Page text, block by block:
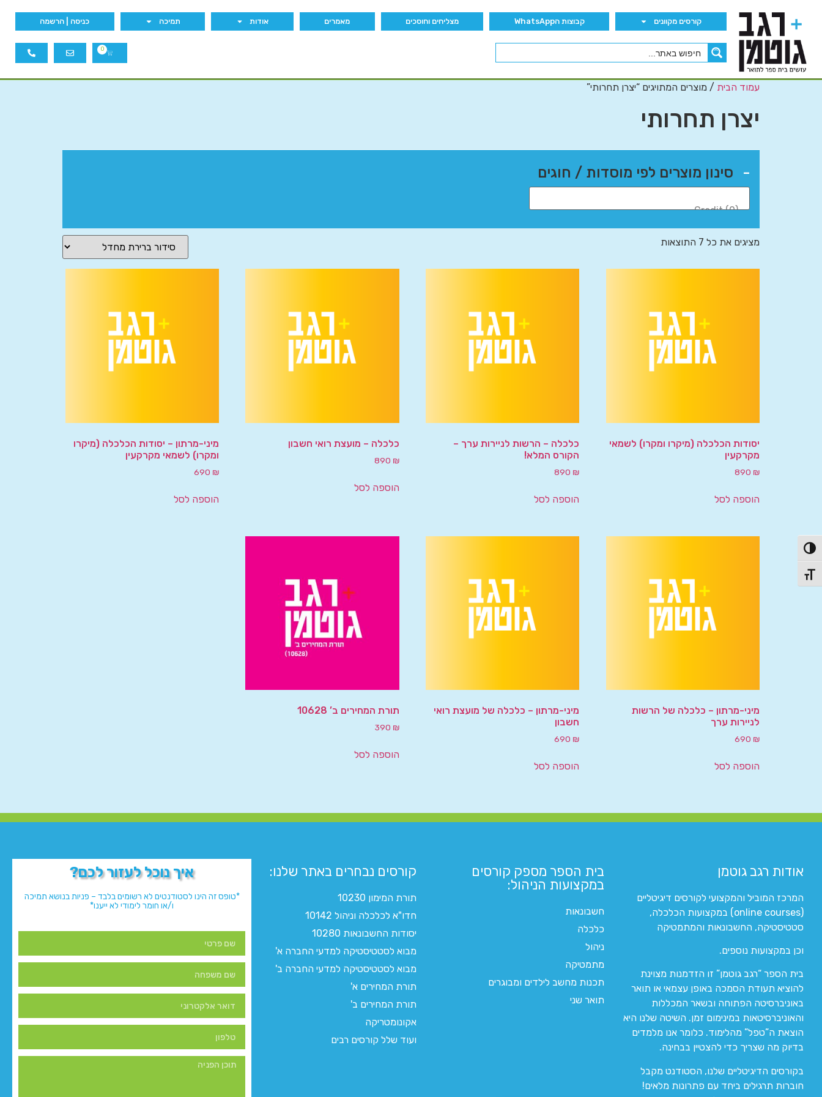
הפעל/כבה ניגודיות גבוהה
מתג גודל גופן
קורסים מקוונים קבוצות הWhatsApp מצליחים וחוסכים מאמרים אודות תמיכה כניסה | הרשמה
0
עמוד הבית / מוצרים המתויגים “יצרן תחרותי”
יצרן תחרותי
סינון מוצרים לפי מוסדות / חוגים -
מציגים את כל ⁦7⁩ התוצאות
יסודות הכלכלה (מיקרו ומקרו) לשמאי
מקרקעין
890 ₪
הוספה לסל
כלכלה – הרשות לניירות ערך –
הקורס המלא!
890 ₪
הוספה לסל
כלכלה – מועצת רואי חשבון
890 ₪
הוספה לסל
מיני-מרתון – יסודות הכלכלה (מיקרו
ומקרו) לשמאי מקרקעין
690 ₪
הוספה לסל
מיני-מרתון – כלכלה של הרשות
לניירות ערך
690 ₪
הוספה לסל
מיני-מרתון – כלכלה של מועצת רואי
חשבון
690 ₪
הוספה לסל
תורת המחירים ב’ 10628
390 ₪
הוספה לסל
אודות רגב גוטמן
המרכז המוביל והמקצועי לקורסים דיגיטליים
(online courses) במקצועות הכלכלה,
סטטיסטיקה, החשבונאות והמתמטיקה
וכן במקצועות נוספים.
בית הספר “רגב גוטמן” זו הזדמנות מצוינת
להוציא תעודת הסמכה באופן עצמאי או תואר
באוניברסיטה הפתוחה ובשאר המכללות
והאוניברסיטאות במינימום זמן. השיטה שלנו היא
הוצאת ה”טפל” מהלימוד. כלומר אנו מלמדים
בדיוק מה שצריך כדי להצטיין בבחינה.
בקורסים הדיגיטליים שלנו, הסטודנט מקבל
חוברות תרגילים ביחד עם פתרונות מלאים!
בית הספר מספק קורסים
במקצועות הניהול:
חשבונאות
כלכלה
ניהול
מתמטיקה
תכנות מחשב לילדים ומבוגרים
תואר שני
קורסים נבחרים באתר שלנו:​
תורת המימון 10230
חדו"א לכלכלה וניהול 10142
יסודות החשבונאות 10280
מבוא לסטטיסטיקה למדעי החברה א'
מבוא לסטטיסטיקה למדעי החברה ב'
תורת המחירים א'
תורת המחירים ב'
אקונומטריקה
ועוד שלל קורסים רבים
איך נוכל לעזור לכם?
*טופס זה הינו לסטודנטים לא רשומים בלבד – פניות בנושא תמיכה
ו/או חומר לימודי לא ייענו*